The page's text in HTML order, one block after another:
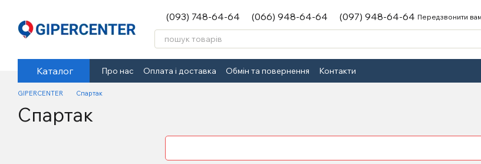
(093) 748-64-64 (066) 948-64-64 (097) 948-64-64 Передзвонити
Каталог Про нас Оплата і доставка Обмін та повернення Контакти
GIPERCENTER Спартак
Спартак